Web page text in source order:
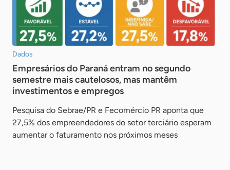
Dados
Empresários do Paraná entram no segundo
semestre mais cautelosos, mas mantêm
investimentos e empregos
Pesquisa do Sebrae/PR e Fecomércio PR aponta que
27,5% dos empreendedores do setor terciário esperam
aumentar o faturamento nos próximos meses